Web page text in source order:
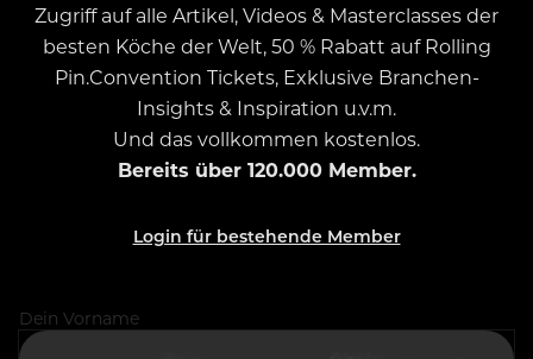
Zugriff auf alle Artikel, Videos & Masterclasses der
besten Köche der Welt, 50 % Rabatt auf Rolling
Pin.Convention Tickets, Exklusive Branchen-
Insights & Inspiration u.v.m.
Und das vollkommen kostenlos.
Bereits über 120.000 Member.
Login für bestehende Member
Dein Vorname